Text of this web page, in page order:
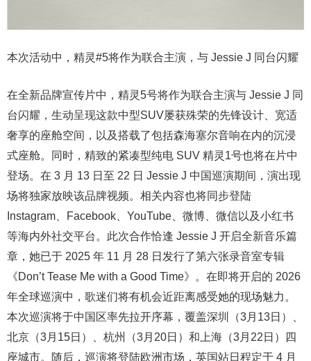
本次活动中，精灵#5将作为联合主演，与 Jessie J 同台闪耀
在全新品牌宣传片中，精灵5号将作为联合主演与 Jessie J 同
台闪耀，生动呈现这款中型SUV屡获殊荣的先锋设计、宽适
奢享的座舱空间，以及搭载了包括森海塞尔音响在内的沉浸
式座舱。同时，精致的紧凑型纯电 SUV 精灵1号也将在片中
登场。在 3 月 13 日至 22 日 Jessie J 中国巡演期间，演出现
场将独家放映该品牌视频。相关内容也将同步登陆
Instagram、Facebook、YouTube、微博、微信以及小红书
等海内外社交平台。此次合作恰逢 Jessie J 开启全新音乐篇
章，她已于 2025 年 11 月 28 日发行了第六张录音室专辑
《Don’t Tease Me with a Good Time》。在即将开启的 2026
年全球巡演中，歌迷们将有机会近距离感受她的现场魅力。
本次巡演将于中国区率先拉开序幕，覆盖深圳（3月13日）、
北京（3月15日）、杭州（3月20日）和上海（3月22日）四
座城市。随后，巡演将登陆欧洲市场，英国站日程定于 4 月